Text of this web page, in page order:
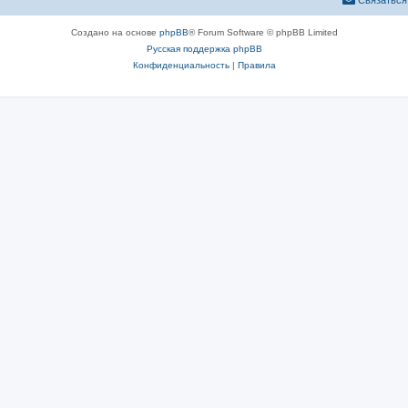
Создано на основе phpBB® Forum Software © phpBB Limited
Русская поддержка phpBB
Конфиденциальность| Правила